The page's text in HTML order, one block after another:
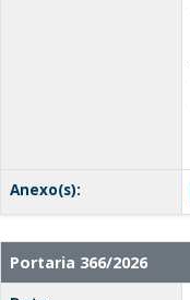
Anexo(s):
Portaria 366/2026